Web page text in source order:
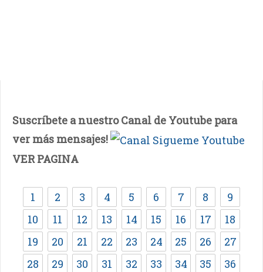
Suscríbete a nuestro Canal de Youtube para
ver más mensajes!
VER PAGINA
1 2 3 4 5 6 7 8
9
10
11 12 13 14 15 16 17
18
19
20 21 22 23 24 25 26
27
28
29 30 31 32 33 34 35
36